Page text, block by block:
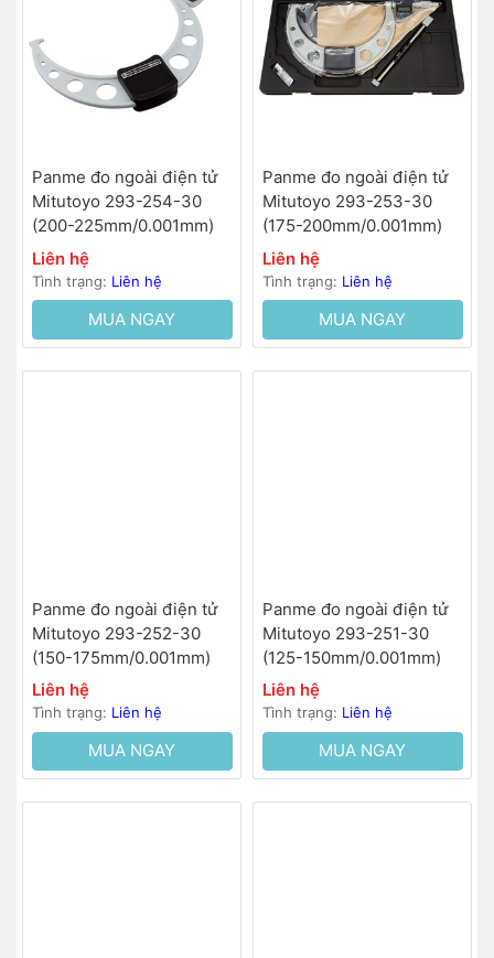
Panme đo ngoài điện tử
Mitutoyo 293-254-30
(200-225mm/0.001mm)
Liên hệ
Tình trạng: Liên hệ
MUA NGAY
Panme đo ngoài điện tử
Mitutoyo 293-253-30
(175-200mm/0.001mm)
Liên hệ
Tình trạng: Liên hệ
MUA NGAY
Panme đo ngoài điện tử
Mitutoyo 293-252-30
(150-175mm/0.001mm)
Liên hệ
Tình trạng: Liên hệ
MUA NGAY
Panme đo ngoài điện tử
Mitutoyo 293-251-30
(125-150mm/0.001mm)
Liên hệ
Tình trạng: Liên hệ
MUA NGAY